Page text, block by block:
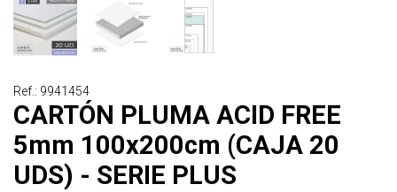
Ref.: 9941454
CARTÓN PLUMA ACID FREE
5mm 100x200cm (CAJA 20
UDS) - SERIE PLUS